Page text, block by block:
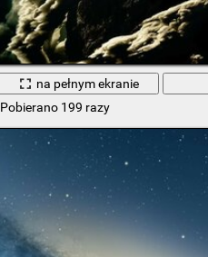
na pełnym ekranie
Pobierano 199 razy